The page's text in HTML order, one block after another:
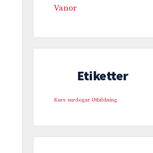
Vanor
Etiketter
Kurs surdegar Utbildning